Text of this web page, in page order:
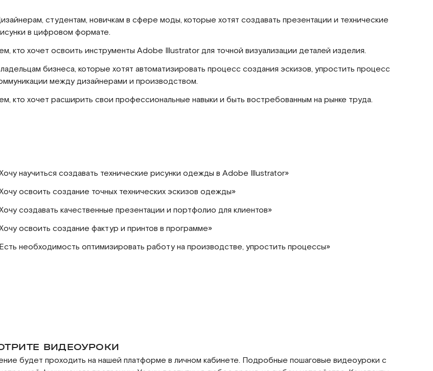
студентам, новичкам в сфере моды, которые хотят создавать презентации и технические
в цифровом формате.
кто хочет освоить инструменты Adobe Illustrator для точной визуализации деталей изделия.
бизнеса, которые хотят автоматизировать процесс создания эскизов, упростить процесс
между дизайнерами и производством.
кто хочет расширить свои профессиональные навыки и быть востребованным на рынке труда.
научиться создавать технические рисунки одежды в Adobe Illustrator»
освоить создание точных технических эскизов одежды»
создавать качественные презентации и портфолио для клиентов»
освоить создание фактур и принтов в программе»
необходимость оптимизировать работу на производстве, упростить процессы»
ВИДЕОУРОКИ
будет проходить на нашей платформе в личном кабинете. Подробные пошаговые видеоуроки с